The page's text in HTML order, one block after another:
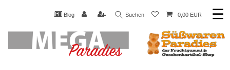
Blog Suchen 0,00 EUR ☰